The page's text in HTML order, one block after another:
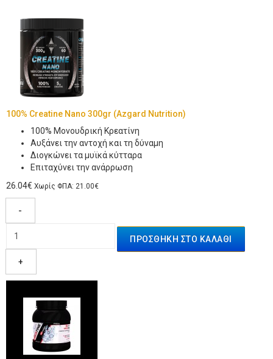
100% Creatine Nano 300gr (Azgard Nutrition)
100% Μονουδρική Κρεατίνη
Αυξάνει την αντοχή και τη δύναμη
Διογκώνει τα μυϊκά κύτταρα
Επιταχύνει την ανάρρωση
26.04€ Χωρίς ΦΠΑ: 21.00€
-
+